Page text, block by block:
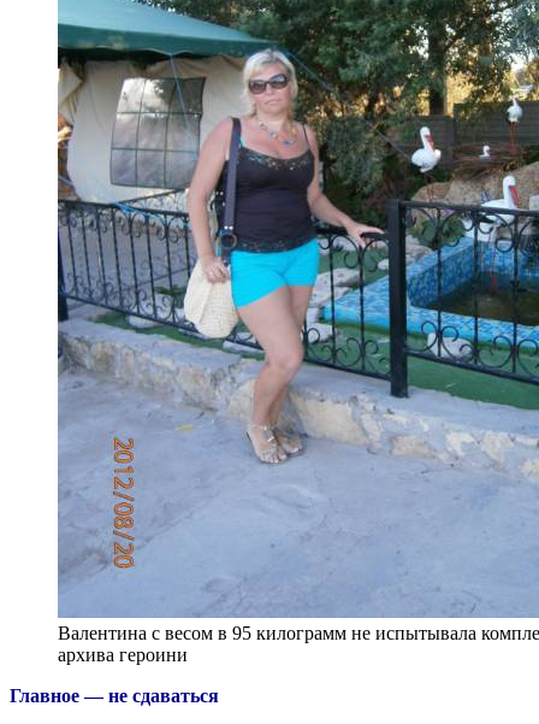
Валентина с весом в 95 килограмм не испытывала
архива героини
Главное — не сдаваться